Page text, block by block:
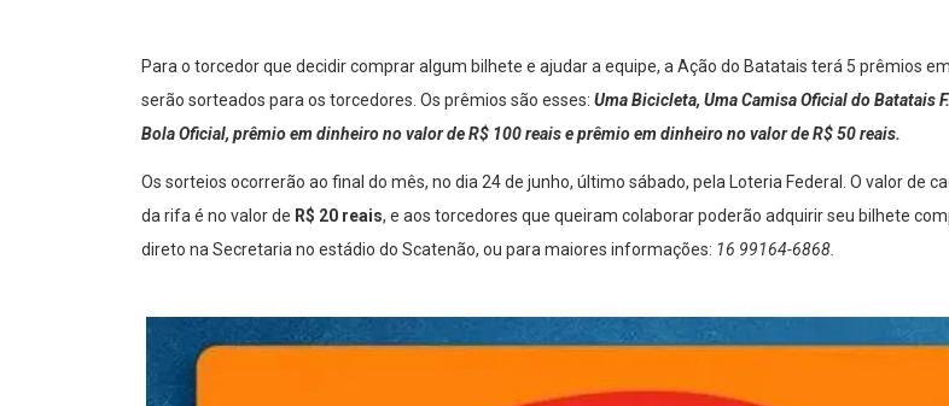
Para o torcedor que decidir comprar algum bilhete e ajudar a equipe, a Ação do Batatais terá 5 prêmios
serão sorteados para os torcedores. Os prêmios são esses: Uma Bicicleta, Uma Camisa Oficial do Batatais
Bola Oficial, prêmio em dinheiro no valor de R$ 100 reais e prêmio em dinheiro no valor de R$ 50 reais.
Os sorteios ocorrerão ao final do mês, no dia 24 de junho, último sábado, pela Loteria Federal. O valor de
da rifa é no valor de R$ 20 reais, e aos torcedores que queiram colaborar poderão adquirir seu bilhete
direto na Secretaria no estádio do Scatenão, ou para maiores informações: 16 99164-6868.